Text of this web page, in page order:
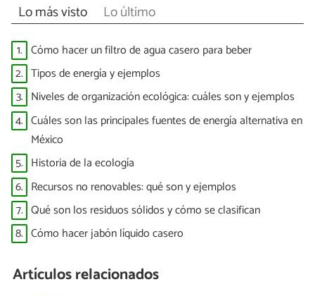
Lo más visto Lo último
1. Cómo hacer un filtro de agua casero para beber
2. Tipos de energía y ejemplos
3. Niveles de organización ecológica: cuáles son y ejemplos
4. Cuáles son las principales fuentes de energía alternativa en
México
5. Historia de la ecología
6. Recursos no renovables: qué son y ejemplos
7. Qué son los residuos sólidos y cómo se clasifican
8. Cómo hacer jabón líquido casero
Artículos relacionados